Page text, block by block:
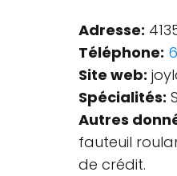
Adresse:
Téléphone:
Site web:
Spécialités:
Autres
fauteuil
de crédit.